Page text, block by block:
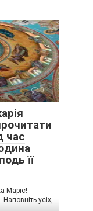
0
час
її
Маріє!
Наповніть усіх,